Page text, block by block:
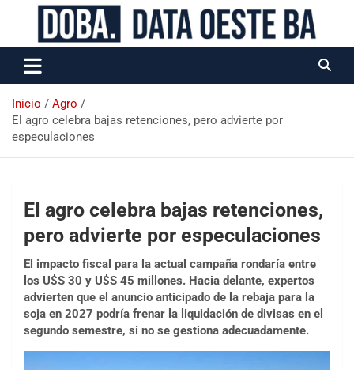
Data Oeste BA
Inicio
Agro
El agro celebra bajas retenciones, pero advierte por
especulaciones
El agro celebra bajas retenciones,
pero advierte por especulaciones
El impacto fiscal para la actual campaña rondaría entre
los U$S 30 y U$S 45 millones. Hacia delante, expertos
advierten que el anuncio anticipado de la rebaja para la
soja en 2027 podría frenar la liquidación de divisas en el
segundo semestre, si no se gestiona adecuadamente.